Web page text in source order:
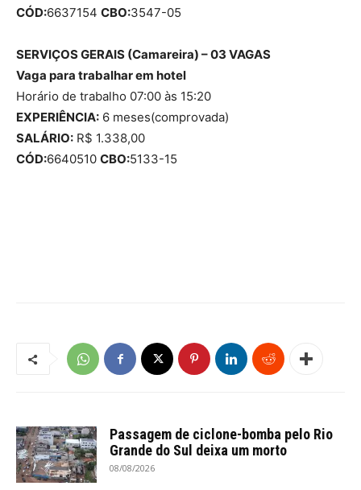
CÓD:6637154 CBO:3547-05
SERVIÇOS GERAIS (Camareira) – 03 VAGAS
Vaga para trabalhar em hotel
Horário de trabalho 07:00 às 15:20
EXPERIÊNCIA: 6 meses(comprovada)
SALÁRIO: R$ 1.338,00
CÓD:6640510 CBO:5133-15
Passagem de ciclone-bomba pelo Rio
Grande do Sul deixa um morto
08/08/2026